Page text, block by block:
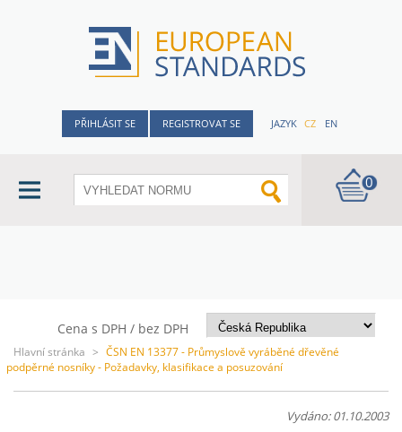
PŘIHLÁSIT SE REGISTROVAT SE JAZYK CZ EN
0
Cena s DPH / bez DPH
Hlavní stránka > ČSN EN 13377 - Průmyslově vyráběné dřevěné
podpěrné nosníky - Požadavky, klasifikace a posuzování
Vydáno: 01.10.2003